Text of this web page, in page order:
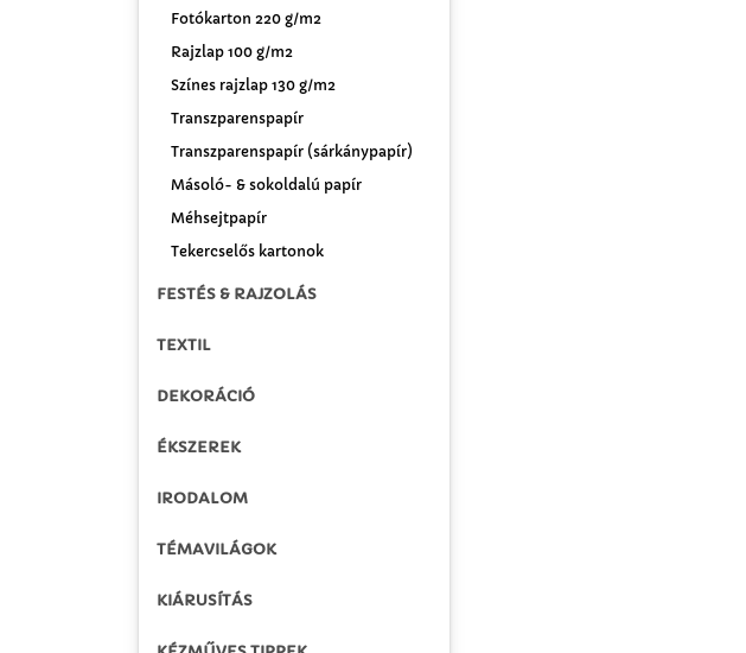
Fotókarton 220 g/m2
Rajzlap 100 g/m2
Színes rajzlap 130 g/m2
Transzparenspapír
Transzparenspapír (sárkánypapír)
Másoló- & sokoldalú papír
Méhsejtpapír
Tekercselős kartonok
FESTÉS & RAJZOLÁS
TEXTIL
DEKORÁCIÓ
ÉKSZEREK
IRODALOM
TÉMAVILÁGOK
KIÁRUSÍTÁS